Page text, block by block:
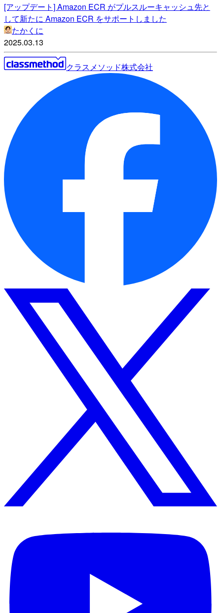
[アップデート] Amazon ECR がプルスルーキャッシュ先と
して新たに Amazon ECR をサポートしました
たかくに
2025.03.13
クラスメソッド株式会社